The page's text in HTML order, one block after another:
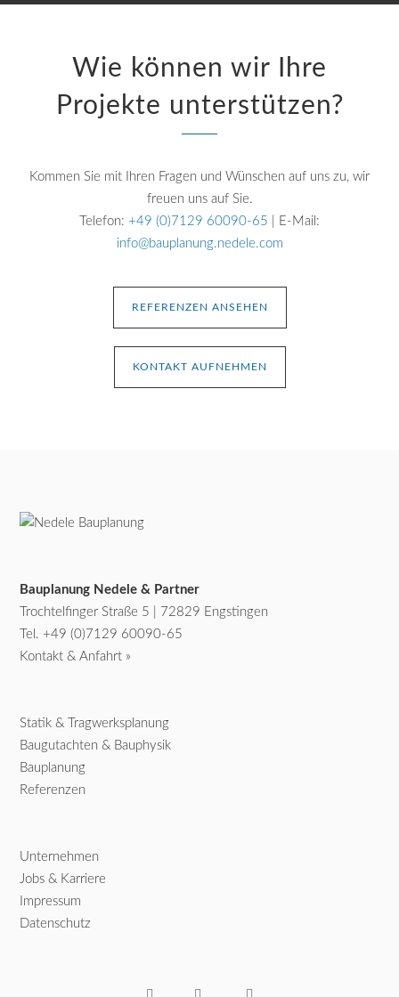
Wie können wir Ihre
Projekte unterstützen?
Kommen Sie mit Ihren Fragen und Wünschen auf uns zu, wir
freuen uns auf Sie.
Telefon: +49 (0)7129 60090-65 | E-Mail:
info@bauplanung.nedele.com
REFERENZEN ANSEHEN
KONTAKT AUFNEHMEN
Bauplanung Nedele & Partner
Trochtelfinger Straße 5 | 72829 Engstingen
Tel. +49 (0)7129 60090-65
Kontakt & Anfahrt »
Statik & Tragwerksplanung
Baugutachten & Bauphysik
Bauplanung
Referenzen
Unternehmen
Jobs & Karriere
Impressum
Datenschutz